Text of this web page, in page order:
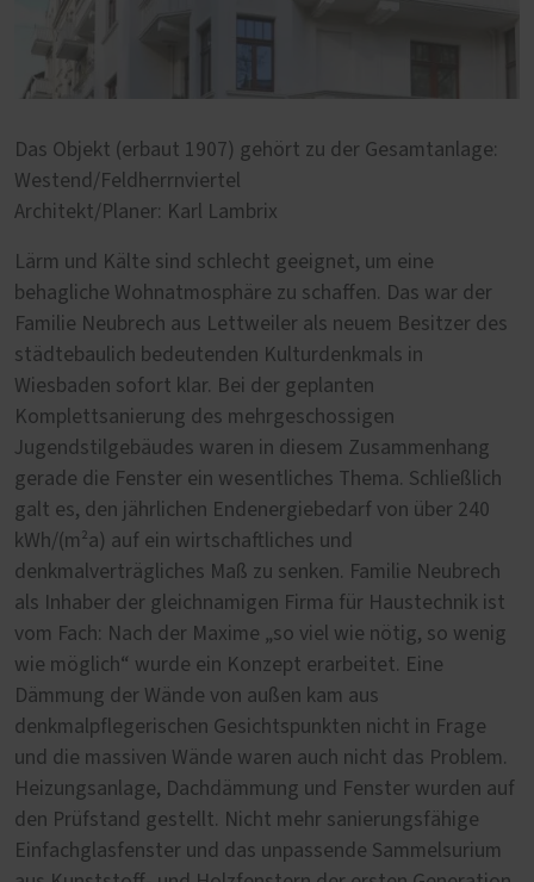
Das Objekt (erbaut 1907) gehört zu der Gesamtanlage:
Westend/Feldherrnviertel
Architekt/Planer: Karl Lambrix
Lärm und Kälte sind schlecht geeignet, um eine
behagliche Wohnatmosphäre zu schaffen. Das war der
Familie Neubrech aus Lettweiler als neuem Besitzer des
städtebaulich bedeutenden Kulturdenkmals in
Wiesbaden sofort klar. Bei der geplanten
Komplettsanierung des mehrgeschossigen
Jugendstilgebäudes waren in diesem Zusammenhang
gerade die Fenster ein wesentliches Thema. Schließlich
galt es, den jährlichen Endenergiebedarf von über 240
kWh/(m²a) auf ein wirtschaftliches und
denkmalverträgliches Maß zu senken. Familie Neubrech
als Inhaber der gleichnamigen Firma für Haustechnik ist
vom Fach: Nach der Maxime „so viel wie nötig, so wenig
wie möglich“ wurde ein Konzept erarbeitet. Eine
Dämmung der Wände von außen kam aus
denkmalpflegerischen Gesichtspunkten nicht in Frage
und die massiven Wände waren auch nicht das Problem.
Heizungsanlage, Dachdämmung und Fenster wurden auf
den Prüfstand gestellt. Nicht mehr sanierungsfähige
Einfachglasfenster und das unpassende Sammelsurium